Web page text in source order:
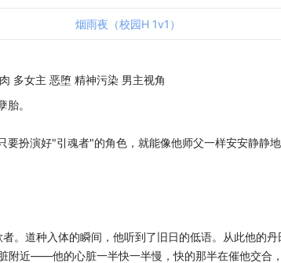
烟雨夜（校园H 1v1）
多女主 恶堕 精神污染 男主视角
。
扮演好"引魂者"的角色，就能像他师父一样安安静静地
。道种入体的瞬间，他听到了旧日的低语。从此他的丹
附近——他的心脏一半快一半慢，快的那半在催他交合，